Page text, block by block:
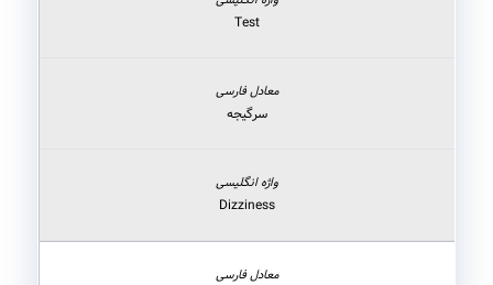
Test
سرگیجه
Dizziness